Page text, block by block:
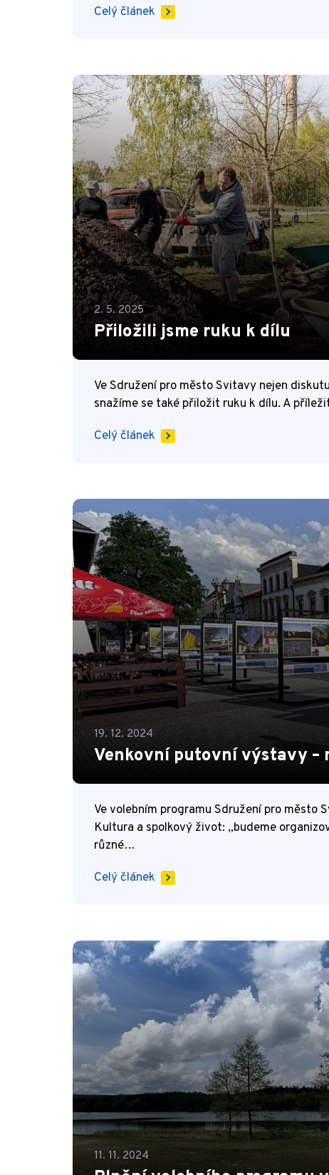
Celý článek
2. 5. 2025
Přiložili jsme ruku k dílu
Ve Sdružení pro město Svitavy nejen
snažíme se také přiložit ruku k dílu. A
Celý článek
19. 12. 2024
Venkovní putovní výstavy –
Ve volebním programu Sdružení pro
Kultura a spolkový život: „budeme
různé…
Celý článek
11. 11. 2024